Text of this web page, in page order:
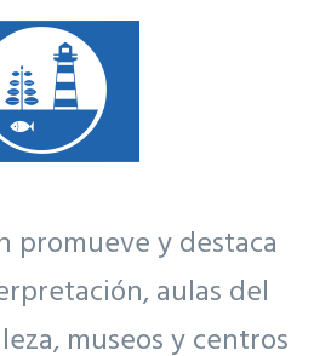
promueve y destaca
aulas del
museos y centros